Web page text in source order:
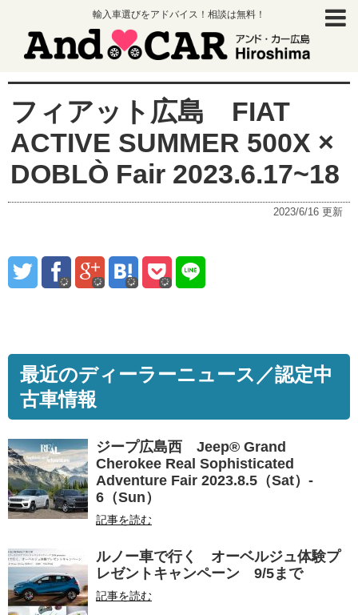
輸入車選びをアドバイス！相談は無料！
フィアット広島 FIAT
ACTIVE SUMMER 500X ×
DOBLÒ Fair 2023.6.17~18
2023/6/16 更新
最近のディーラーニュース／認定中
古車情報
ジープ広島西 Jeep® Grand
Cherokee Real Sophisticated
Adventure Fair 2023.8.5（Sat）-
6（Sun）
記事を読む
ルノー車で行く オーベルジュ体験プ
レゼントキャンペーン 9/5まで
記事を読む